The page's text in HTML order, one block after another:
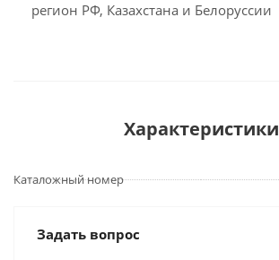
регион РФ, Казахстана и Белоруссии
Характеристики
Каталожный номер
Задать вопрос